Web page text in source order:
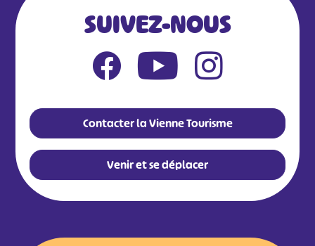
SUIVEZ-NOUS
Contacter la Vienne Tourisme
Venir et se déplacer